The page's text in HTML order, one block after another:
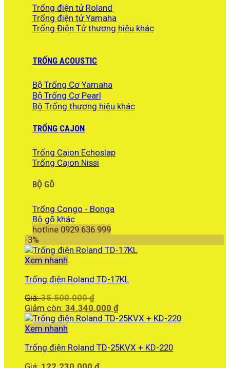
Trống điện tử Roland
Trống điện tử Yamaha
Trống Điện Tử thương hiệu khác
TRỐNG ACOUSTIC
Bộ Trống Cơ Yamaha
Bộ Trống Cơ Pearl
Bộ Trống thương hiệu khác
TRỐNG CAJON
Trống Cajon Echoslap
Trống Cajon Nissi
BỘ GÕ
Trống Congo - Bonga
Bộ gõ khác
hotline 0929.636.999
-3%
Xem nhanh
Trống điện Roland TD-17KL
Giá:35.500.000₫
gốc
là:
Giảm còn: 34.340.000 ₫Giá
hiện
34.340.000 ₫.
Xem nhanh
Trống điện Roland TD-25KVX + KD-220